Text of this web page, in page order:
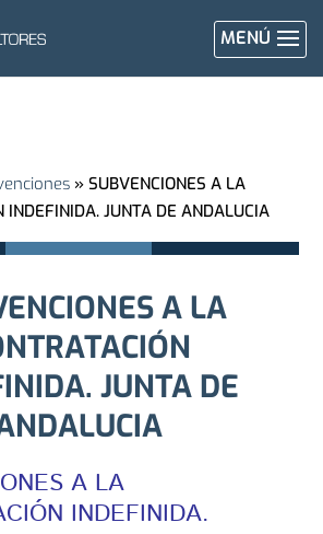
MENÚ
»SUBVENCIONES A LA
INDEFINIDA. JUNTA DE ANDALUCIA
A LA
JUNTA DE
A LA
INDEFINIDA.